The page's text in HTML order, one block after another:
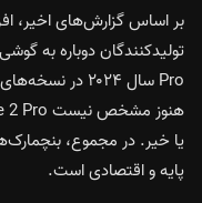
بر اساس گزارش‌های اخیر،
یا خیر. در مجموع،
پایه و اقتصادی است.